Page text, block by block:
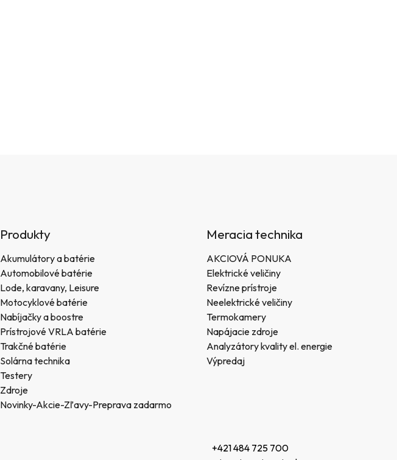
Produkty
Akumulátory a batérie
Automobilové batérie
Lode, karavany, Leisure
Motocyklové batérie
Nabíjačky a boostre
Prístrojové VRLA batérie
Trakčné batérie
Solárna technika
Testery
Zdroje
Novinky-Akcie-Zľavy-Preprava zadarmo
Meracia technika
AKCIOVÁ PONUKA
Elektrické veličiny
Revízne prístroje
Neelektrické veličiny
Termokamery
Napájacie zdroje
Analyzátory kvality el. energie
Výpredaj
+421 484 725 700